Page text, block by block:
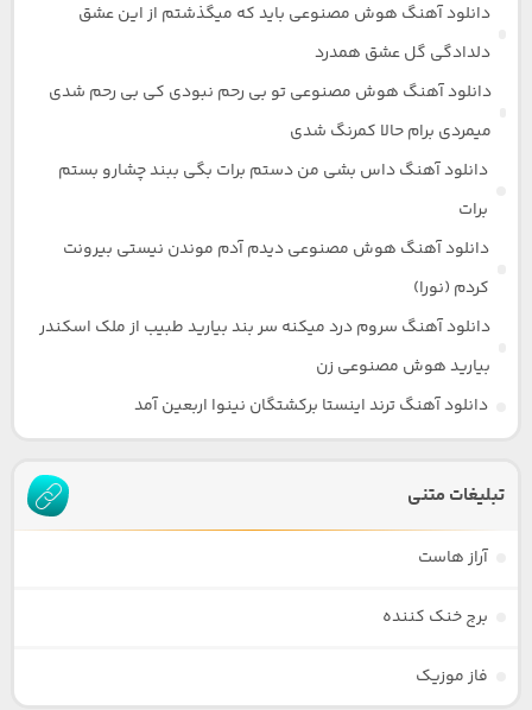
دانلود آهنگ هوش مصنوعی باید که میگذشتم از این عشق
دلدادگی گل عشق همدرد
دانلود آهنگ هوش مصنوعی تو بی رحم نبودی کی بی رحم شدی
میمردی برام حالا کمرنگ شدی
دانلود آهنگ داس بشی من دستم برات بگی ببند چشارو بستم
برات
دانلود آهنگ هوش مصنوعی دیدم آدم موندن نیستی بیرونت
کردم (نورا)
دانلود آهنگ سروم درد میکنه سر بند بیارید طبیب از ملک اسکندر
بیارید هوش مصنوعی زن
دانلود آهنگ ترند اینستا برکشتگان نینوا اربعین آمد
تبلیغات متنی
آراز هاست
برج خنک کننده
فاز موزیک